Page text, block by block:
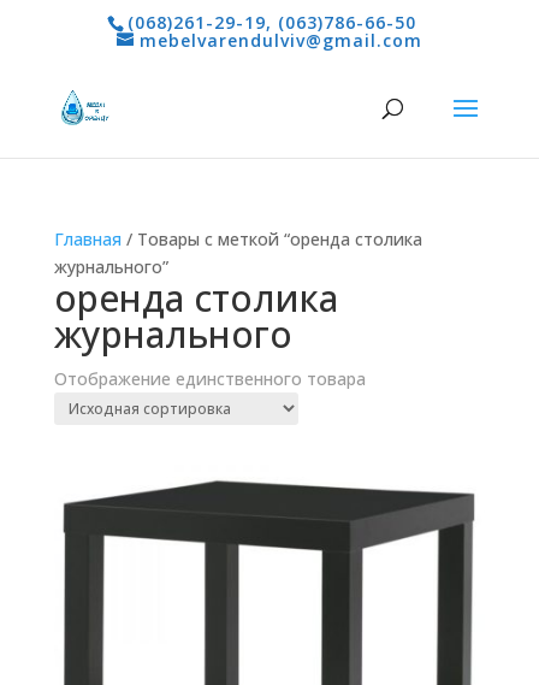
(068)261-29-19, (063)786-66-50
mebelvarendulviv@gmail.com
Главная / Товары с меткой “оренда столика
журнального”
оренда столика
журнального
Отображение единственного товара